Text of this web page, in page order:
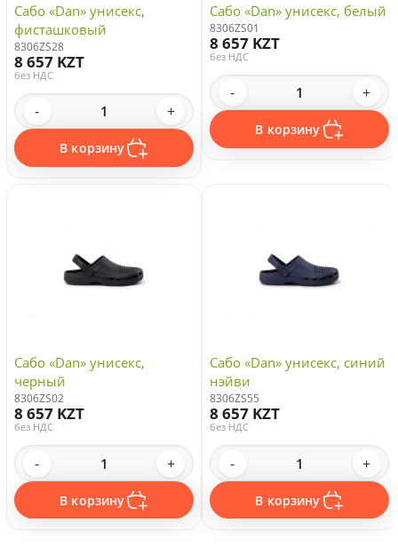
Сабо «Dan» унисекс,
фисташковый
8306ZS28
8 657 KZT
без НДС
- +
В корзину
Сабо «Dan» унисекс, белый
8306ZS01
8 657 KZT
без НДС
- +
В корзину
Сабо «Dan» унисекс,
черный
8306ZS02
8 657 KZT
без НДС
- +
В корзину
Сабо «Dan» унисекс, синий
нэйви
8306ZS55
8 657 KZT
без НДС
- +
В корзину